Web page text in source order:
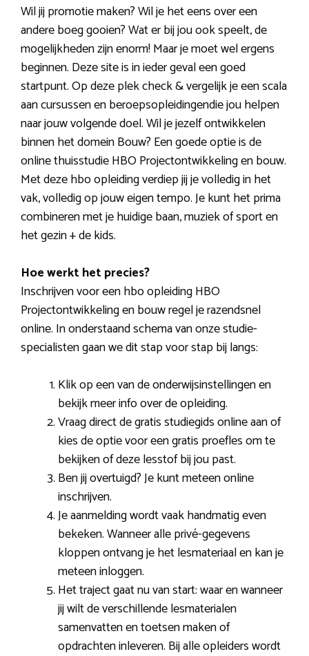
Wil jij promotie maken? Wil je het eens over een
andere boeg gooien? Wat er bij jou ook speelt, de
mogelijkheden zijn enorm! Maar je moet wel ergens
beginnen. Deze site is in ieder geval een goed
startpunt. Op deze plek check & vergelijk je een scala
aan cursussen en beroepsopleidingendie jou helpen
naar jouw volgende doel. Wil je jezelf ontwikkelen
binnen het domein Bouw? Een goede optie is de
online thuisstudie HBO Projectontwikkeling en bouw.
Met deze hbo opleiding verdiep jij je volledig in het
vak, volledig op jouw eigen tempo. Je kunt het prima
combineren met je huidige baan, muziek of sport en
het gezin + de kids.
Hoe werkt het precies?
Inschrijven voor een hbo opleiding HBO
Projectontwikkeling en bouw regel je razendsnel
online. In onderstaand schema van onze studie-
specialisten gaan we dit stap voor stap bij langs:
Klik op een van de onderwijsinstellingen en
bekijk meer info over de opleiding.
Vraag direct de gratis studiegids online aan of
kies de optie voor een gratis proefles om te
bekijken of deze lesstof bij jou past.
Ben jij overtuigd? Je kunt meteen online
inschrijven.
Je aanmelding wordt vaak handmatig even
bekeken. Wanneer alle privé-gegevens
kloppen ontvang je het lesmateriaal en kan je
meteen inloggen.
Het traject gaat nu van start: waar en wanneer
jij wilt de verschillende lesmaterialen
samenvatten en toetsen maken of
opdrachten inleveren. Bij alle opleiders wordt